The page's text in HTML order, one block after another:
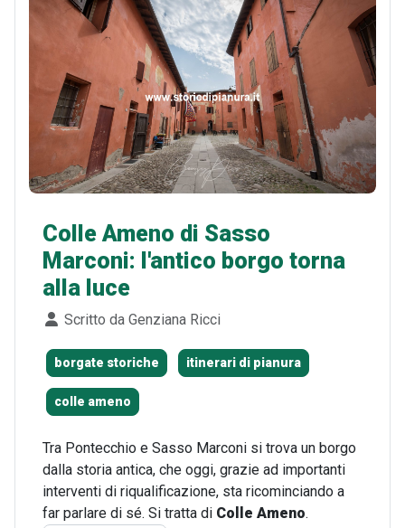
Colle Ameno di Sasso
Marconi: l'antico borgo torna
alla luce
Dettagli
Scritto da Genziana Ricci
borgate storiche itinerari di pianura
colle ameno
Tra Pontecchio e Sasso Marconi si trova un borgo
dalla storia antica, che oggi, grazie ad importanti
interventi di riqualificazione, sta ricominciando a
far parlare di sé. Si tratta di Colle Ameno.